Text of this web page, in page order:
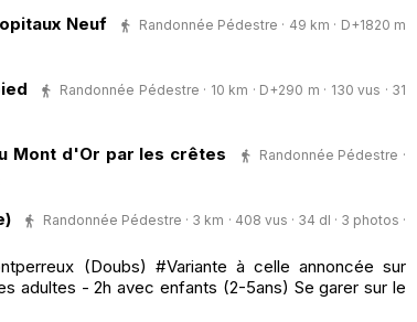
Neuf
Randonnée Pédestre · 49 km · D+1820 m
Randonnée Pédestre · 10 km · D+290 m · 130 vus · 31
Mont d'Or par les crêtes
Randonnée Pédestre ·
Randonnée Pédestre · 3 km · 408 vus · 34 dl · 3 photos ·
(Doubs) #Variante à celle annoncée sur
adultes - 2h avec enfants (2-5ans) Se garer sur le